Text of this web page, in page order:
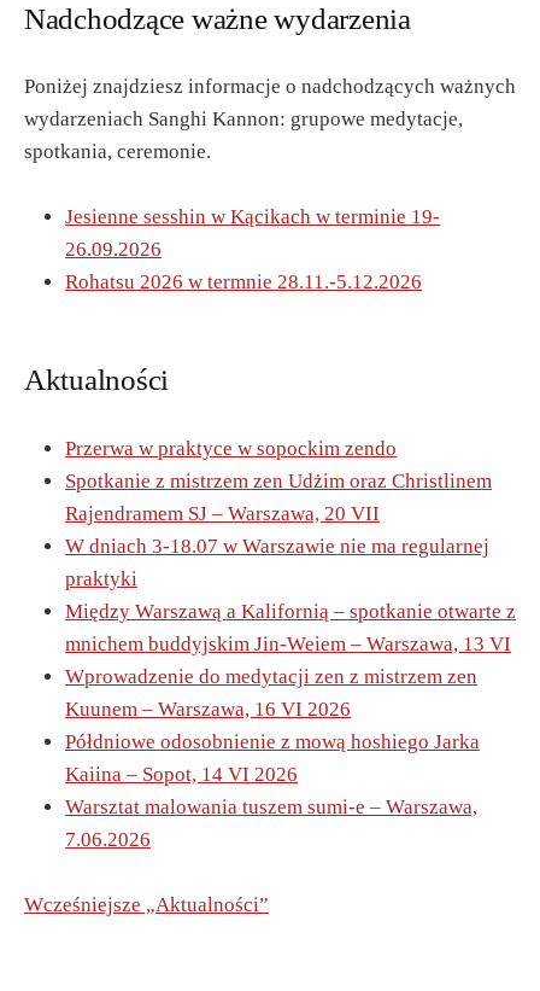
Nadchodzące ważne wydarzenia
Poniżej znajdziesz informacje o nadchodzących ważnych
wydarzeniach Sanghi Kannon: grupowe medytacje,
spotkania, ceremonie.
Jesienne sesshin w Kącikach w terminie 19-
26.09.2026
Rohatsu 2026 w termnie 28.11.-5.12.2026
Aktualności
Przerwa w praktyce w sopockim zendo
Spotkanie z mistrzem zen Udżim oraz Christlinem
Rajendramem SJ – Warszawa, 20 VII
W dniach 3-18.07 w Warszawie nie ma regularnej
praktyki
Między Warszawą a Kalifornią – spotkanie otwarte z
mnichem buddyjskim Jin-Weiem – Warszawa, 13 VI
Wprowadzenie do medytacji zen z mistrzem zen
Kuunem – Warszawa, 16 VI 2026
Półdniowe odosobnienie z mową hoshiego Jarka
Kaiina – Sopot, 14 VI 2026
Warsztat malowania tuszem sumi-e – Warszawa,
7.06.2026
Wcześniejsze „Aktualności”